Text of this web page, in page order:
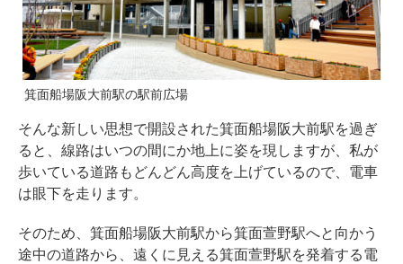
箕面船場阪大前駅の駅前広場
そんな新しい思想で開設された箕面船場阪大前駅を過ぎ
ると、線路はいつの間にか地上に姿を現しますが、私が
歩いている道路もどんどん高度を上げているので、電車
は眼下を走ります。
そのため、箕面船場阪大前駅から箕面萱野駅へと向かう
途中の道路から、遠くに見える箕面萱野駅を発着する電